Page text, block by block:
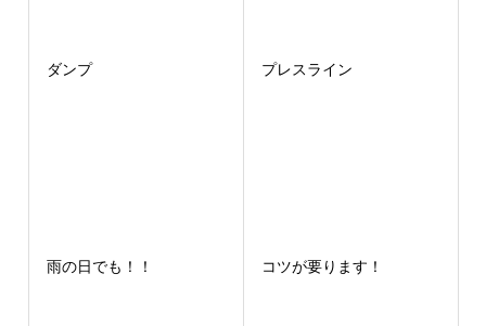
ダンプ プレスライン
雨の日でも！！ コツが要ります！